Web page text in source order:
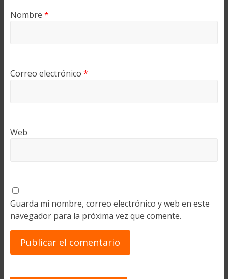
Nombre *
Correo electrónico *
Web
Guarda mi nombre, correo electrónico y web en este
navegador para la próxima vez que comente.